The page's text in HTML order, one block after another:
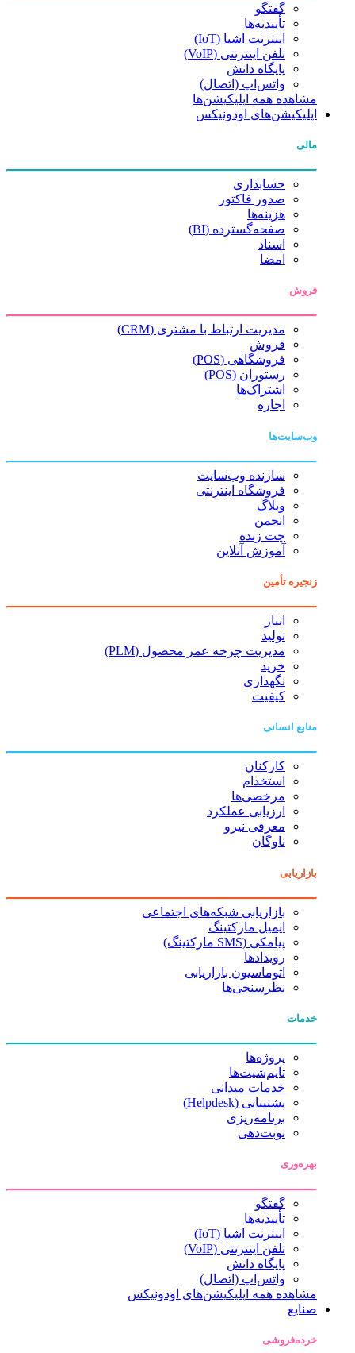
گفتگو
تأییدیه‌ها
اینترنت اشیا (IoT)
تلفن اینترنتی (VoIP)
پایگاه دانش
واتس‌اپ (اتصال)
مشاهده همه اپلیکیشن‌ها
اپلیکیشن‌های اودونیکس
مالی
حسابداری
صدور فاکتور
هزینه‌ها
صفحه‌گسترده (BI)
اسناد
امضا
فروش
مدیریت ارتباط با مشتری (CRM)
فروش
فروشگاهی (POS)
رستوران (POS)
اشتراک‌ها
اجاره
وب‌سایت‌ها
سازنده وب‌سایت
فروشگاه اینترنتی
وبلاگ
انجمن
چت زنده
آموزش آنلاین
زنجیره تأمین
انبار
تولید
مدیریت چرخه عمر محصول (PLM)
خرید
نگهداری
کیفیت
منابع انسانی
کارکنان
استخدام
مرخصی‌ها
ارزیابی عملکرد
معرفی نیرو
ناوگان
بازاریابی
بازاریابی شبکه‌های اجتماعی
ایمیل مارکتینگ
پیامکی (SMS مارکتینگ)
رویدادها
اتوماسیون بازاریابی
نظرسنجی‌ها
خدمات
پروژه‌ها
تایم‌شیت‌ها
خدمات میدانی
پشتیبانی (Helpdesk)
برنامه‌ریزی
نوبت‌دهی
بهره‌وری
گفتگو
تأییدیه‌ها
اینترنت اشیا (IoT)
تلفن اینترنتی (VoIP)
پایگاه دانش
واتس‌اپ (اتصال)
مشاهده همه اپلیکیشن‌های اودونیکس
صنایع
خرده‌فروشی